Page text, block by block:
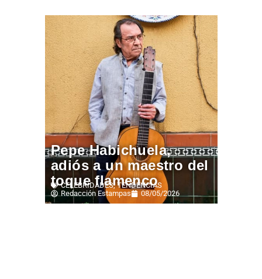
Pepe Habichuela,
adiós a un maestro del
toque flamenco
CELEBRIDADES,TENDENCIAS
Redacción Estampas
08/05/2026